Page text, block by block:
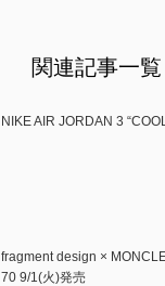
関連記事一覧
NIKE AIR JORDAN 3
fragment design ×
70 9/1(火)発売